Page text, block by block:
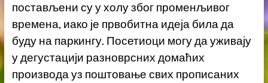
постављени су у холу због променљивог
времена, иако је првобитна идеја била да
буду на паркингу. Посетиоци могу да уживају
у дегустацији разноврсних домаћих
производа уз поштовање свих прописаних